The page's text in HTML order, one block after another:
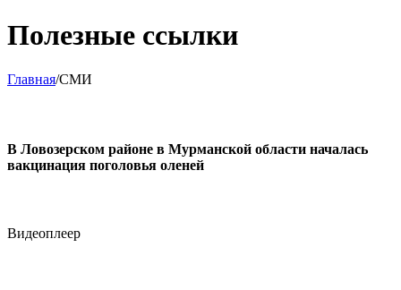
Полезные ссылки
Главная/СМИ
В Ловозерском районе в Мурманской области началась
вакцинация поголовья оленей
Видеоплеер